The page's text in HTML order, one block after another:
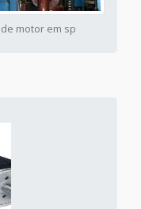
motor em sp